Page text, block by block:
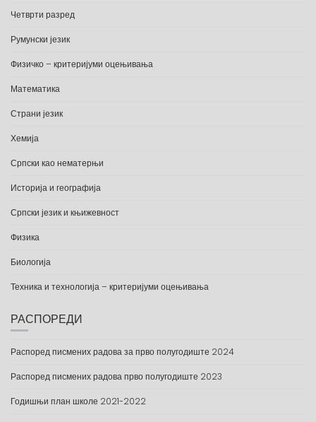
Четврти разред
Румунски језик
Физичко – критеријуми оцењивања
Математика
Страни језик
Хемија
Српски као нематерњи
Историја и географија
Српски језик и књижевност
Физика
Биологија
Техника и технологија – критеријуми оцењивања
РАСПОРЕДИ
Распоред писмених радова за прво полугодиште 2024
Распоред писмених радова прво полугодиште 2023
Годишњи план школе 2021-2022